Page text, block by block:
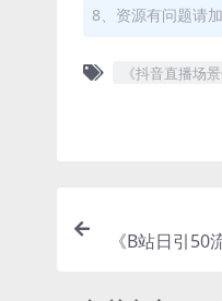
8、资源有问题请
《抖音直播场
《B站日引